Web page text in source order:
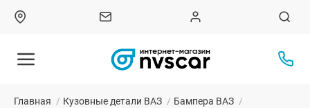
Главная / Кузовные детали ВАЗ / Бампера ВАЗ /